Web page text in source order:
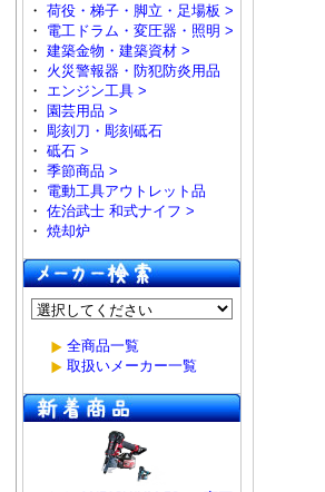
・ 荷役・梯子・脚立・足場板 >
・ 電工ドラム・変圧器・照明 >
・ 建築金物・建築資材 >
・ 火災警報器・防犯防炎用品
・ エンジン工具 >
・ 園芸用品 >
・ 彫刻刀・彫刻砥石
・ 砥石 >
・ 季節商品 >
・ 電動工具アウトレット品
・ 佐治武士 和式ナイフ >
・ 焼却炉
全商品一覧
取扱いメーカー一覧